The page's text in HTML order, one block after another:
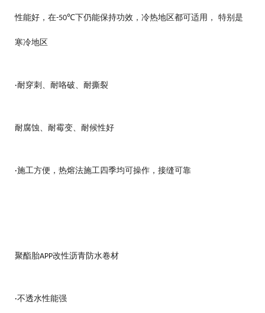
性能好，在-50℃下仍能保持功效，冷热地区都可适用， 特别是
寒冷地区
·耐穿刺、耐咯破、耐撕裂
耐腐蚀、耐霉变、耐候性好
·施工方便，热熔法施工四季均可操作，接缝可靠
聚酯胎APP改性沥青防水卷材
·不透水性能强